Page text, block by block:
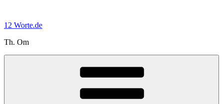
springen
12 Worte.de
Th. Om